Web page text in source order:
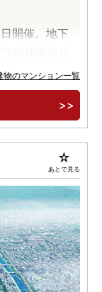
開催。地下
植物園徒歩
地下自走式
プ。内廊下
、「ブリリ
物のマンション一覧
あとで見る